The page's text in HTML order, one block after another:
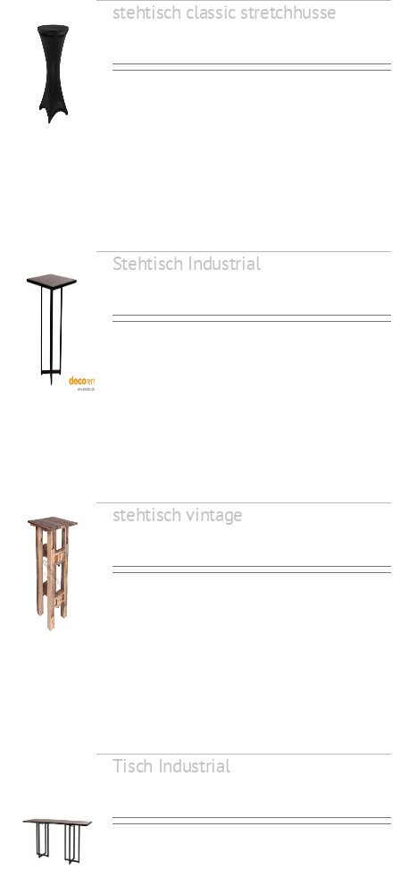
stehtisch classic stretchhusse
Stehtisch Industrial
stehtisch vintage
Tisch Industrial